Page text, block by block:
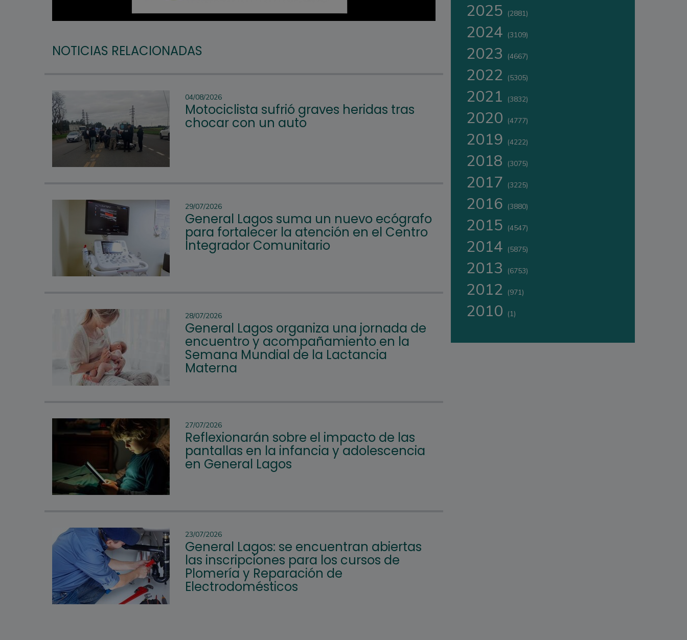
NOTICIAS RELACIONADAS
04/08/2026
Motociclista sufrió graves heridas tras
chocar con un auto
29/07/2026
General Lagos suma un nuevo ecógrafo
para fortalecer la atención en el Centro
Integrador Comunitario
28/07/2026
General Lagos organiza una jornada de
encuentro y acompañamiento en la
Semana Mundial de la Lactancia
Materna
27/07/2026
Reflexionarán sobre el impacto de las
pantallas en la infancia y adolescencia
en General Lagos
23/07/2026
General Lagos: se encuentran abiertas
las inscripciones para los cursos de
Plomería y Reparación de
Electrodomésticos
2025 (2881)
2024 (3109)
2023 (4667)
2022 (5305)
2021 (3832)
2020 (4777)
2019 (4222)
2018 (3075)
2017 (3225)
2016 (3880)
2015 (4547)
2014 (5875)
2013 (6753)
2012 (971)
2010 (1)